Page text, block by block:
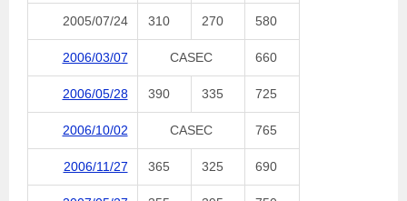
2005/07/24 310 270 580
2006/03/07 CASEC 660
2006/05/28 390 335 725
2006/10/02 CASEC 765
2006/11/27 365 325 690